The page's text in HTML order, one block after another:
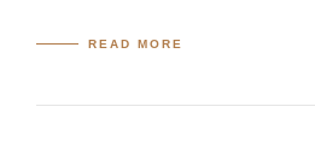
READ MORE